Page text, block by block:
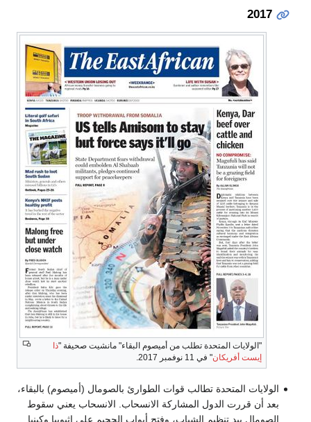
2017
"الولايات المتحدة تطلب من أميصوم البقاء" مانشيت صحيفة "ذا
إيست أفريكان" في 11 نوفمبر 2017.
الولايات المتحدة تطالب قوات الطوارئ بالصومال (أميصوم) بالبقاء،
بعد أن قررت الدول المشاركة الانسحاب. الانسحاب يعني سقوط
الصومال بيد تنظيم الشباب، وفتح أبواب الجحيم على إثيوبيا وكينيا.